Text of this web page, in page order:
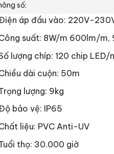
số:
áp đầu vào: 220V-
suất: 8W/m 600lm/m,
lượng chíp: 120 chip LED/
dài cuộn: 50m
lượng: 9kg
bảo vệ: IP65
liệu: PVC Anti-UV
thọ: 30.000 giờ